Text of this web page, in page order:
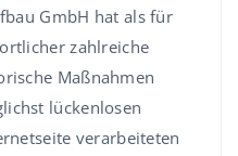
GmbH hat als für
zahlreiche
Maßnahmen
lückenlosen
verarbeiteten